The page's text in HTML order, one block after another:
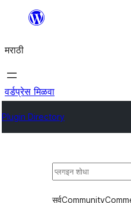
सामुग्रीवर
मराठी
वर्डप्रेस मिळवा
Plugin Directory
शोधा
सर्वCommunity